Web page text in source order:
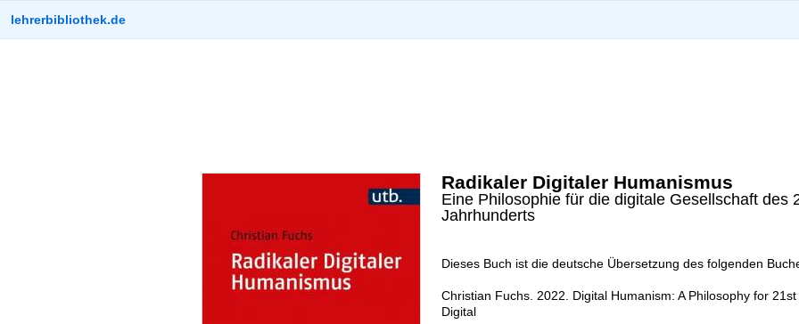
lehrerbibliothek.de
Radikaler Digitaler Humanismus
Eine Philosophie für die digitale Gesellschaft des
Jahrhunderts
Dieses Buch ist die deutsche Übersetzung des folgenden
Christian Fuchs. 2022. Digital Humanism: A Philosophy for
Digital